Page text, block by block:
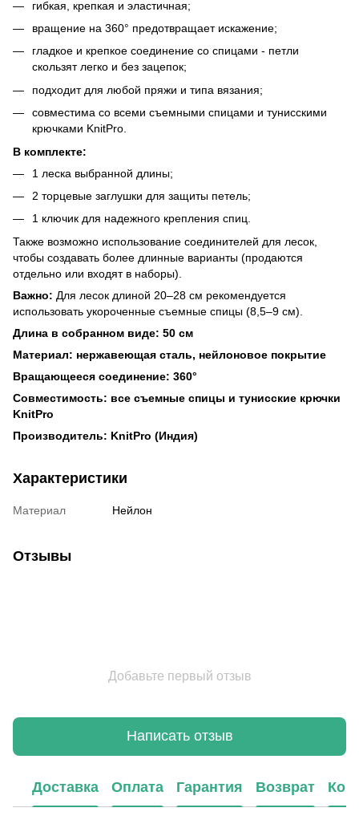
гибкая, крепкая и эластичная;
вращение на 360° предотвращает искажение;
гладкое и крепкое соединение со спицами - петли
скользят легко и без зацепок;
подходит для любой пряжи и типа вязания;
совместима со всеми съемными спицами и тунисскими
крючками KnitPro.
В комплекте:
1 леска выбранной длины;
2 торцевые заглушки для защиты петель;
1 ключик для надежного крепления спиц.
Также возможно использование соединителей для лесок,
чтобы создавать более длинные варианты (продаются
отдельно или входят в наборы).
Важно: Для лесок длиной 20–28 см рекомендуется
использовать укороченные съемные спицы (8,5–9 см).
Длина в собранном виде: 50 см
Материал: нержавеющая сталь, нейлоновое покрытие
Вращающееся соединение: 360°
Совместимость: все съемные спицы и тунисские крючки
KnitPro
Производитель: KnitPro (Индия)
Характеристики
Материал Нейлон
Отзывы
Добавьте первый отзыв
Написать отзыв
Доставка Оплата Гарантия Возврат